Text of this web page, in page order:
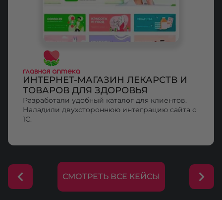
ИНТЕРНЕТ-МАГАЗИН ЛЕКАРСТВ И
ТОВАРОВ ДЛЯ ЗДОРОВЬЯ
Разработали удобный каталог для клиентов.
Наладили двухстороннюю интеграцию сайта с
1С.
СМОТРЕТЬ ВСЕ КЕЙСЫ